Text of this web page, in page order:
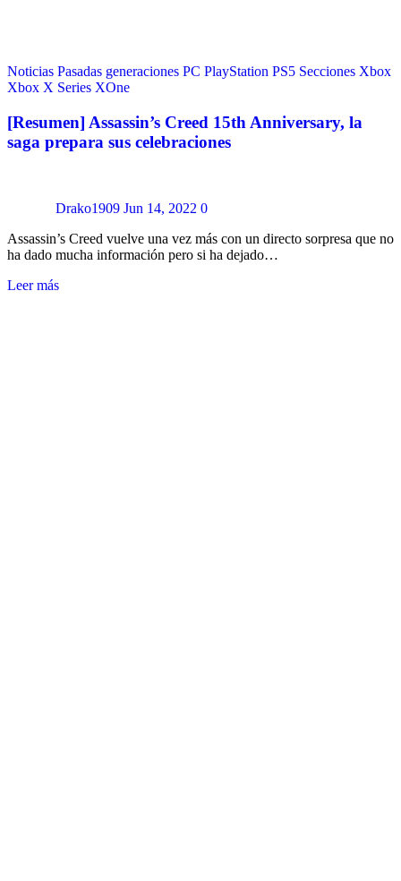
Noticias Pasadas generaciones PC PlayStation PS5 Secciones Xbox
Xbox X Series XOne
[Resumen] Assassin’s Creed 15th Anniversary, la
saga prepara sus celebraciones
Drako1909 Jun 14, 2022 0
Assassin’s Creed vuelve una vez más con un directo sorpresa que no
ha dado mucha información pero si ha dejado…
Leer más